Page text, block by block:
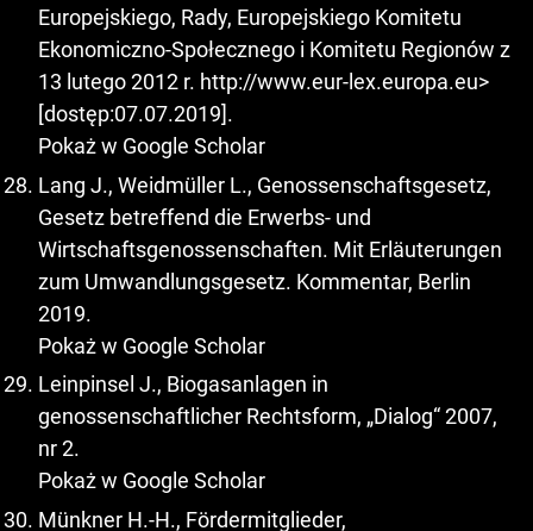
Europejskiego, Rady, Europejskiego Komitetu
Ekonomiczno-Społecznego i Komitetu Regionów z
13 lutego 2012 r. http://www.eur-lex.europa.eu>
[dostęp:07.07.2019].
Pokaż w Google Scholar
Lang J., Weidmüller L., Genossenschaftsgesetz,
Gesetz betreffend die Erwerbs- und
Wirtschaftsgenossenschaften. Mit Erläuterungen
zum Umwandlungsgesetz. Kommentar, Berlin
2019.
Pokaż w Google Scholar
Leinpinsel J., Biogasanlagen in
genossenschaftlicher Rechtsform, „Dialog“ 2007,
nr 2.
Pokaż w Google Scholar
Münkner H.-H., Fördermitglieder,